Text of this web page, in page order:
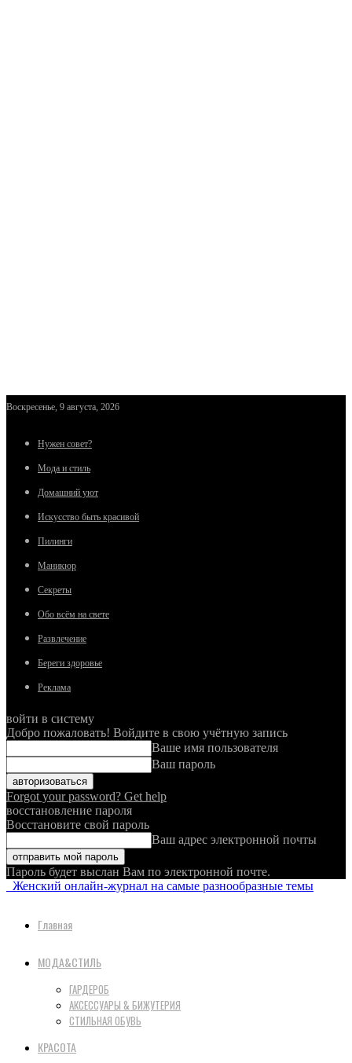
Воскресенье, 9 августа, 2026
Нужен совет?
Мода и стиль
Домашний уют
Искусство быть красивой
Пилинги
Маникюр
Секреты
Обо всём на свете
Развлечение
Береги здоровье
Реклама
войти в систему
Добро пожаловать! Войдите в свою учётную запись
Ваше имя пользователя
Ваш пароль
Forgot your password? Get help
восстановление пароля
Восстановите свой пароль
Ваш адрес электронной почты
Пароль будет выслан Вам по электронной почте.
Женский онлайн-журнал на самые разнообразные темы
Главная
МОДА&СТИЛЬ
ГАРДЕРОБ
АКСЕССУАРЫ & БИЖУТЕРИЯ
СТИЛЬНАЯ ОБУВЬ
КРАСОТА